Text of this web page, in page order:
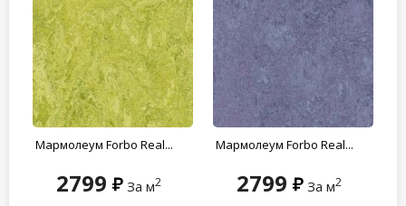
Мармолеум Forbo Real...
2799 За м2
Мармолеум Forbo Real...
2799 За м2